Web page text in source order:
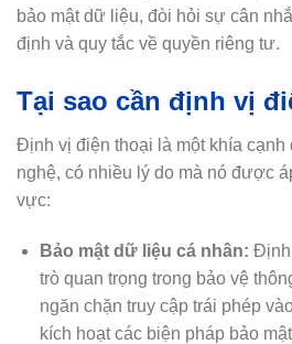
bảo mật dữ liệu, đòi hỏi sự cân
định và quy tắc về quyền riêng tư.
Tại sao cần định vị
Định vị điện thoại là một khía cạnh
nghệ, có nhiều lý do mà nó được
vực:
Bảo mật dữ liệu cá nhân: Định
trò quan trọng trong bảo vệ
ngăn chặn truy cập trái phép
kích hoạt các biện pháp bảo